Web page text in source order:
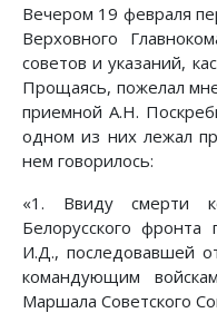
Вечером 19 февраля
Верховного
советов и указаний,
Прощаясь, пожелал
приемной А.Н.
одном из них лежал
нем говорилось:
«1. Ввиду смерти
Белорусского фронта
И.Д., последовавшей
командующим
Маршала Советского